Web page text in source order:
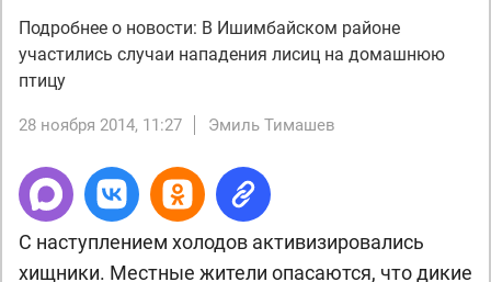
Подробнее о новости: В Ишимбайском районе
участились случаи нападения лисиц на домашнюю
птицу
28 ноября 2014, 11:27 Эмиль Тимашев
С наступлением холодов активизировались
хищники. Местные жители опасаются, что дикие